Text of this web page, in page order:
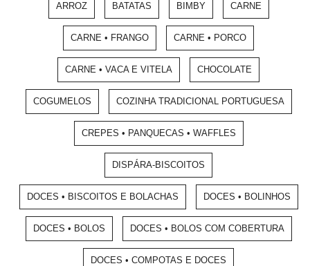
ARROZ BATATAS BIMBY CARNE
CARNE • FRANGO CARNE • PORCO
CARNE • VACA E VITELA CHOCOLATE
COGUMELOS COZINHA TRADICIONAL PORTUGUESA
CREPES • PANQUECAS • WAFFLES
DISPÁRA-BISCOITOS
DOCES • BISCOITOS E BOLACHAS DOCES • BOLINHOS
DOCES • BOLOS DOCES • BOLOS COM COBERTURA
DOCES • COMPOTAS E DOCES